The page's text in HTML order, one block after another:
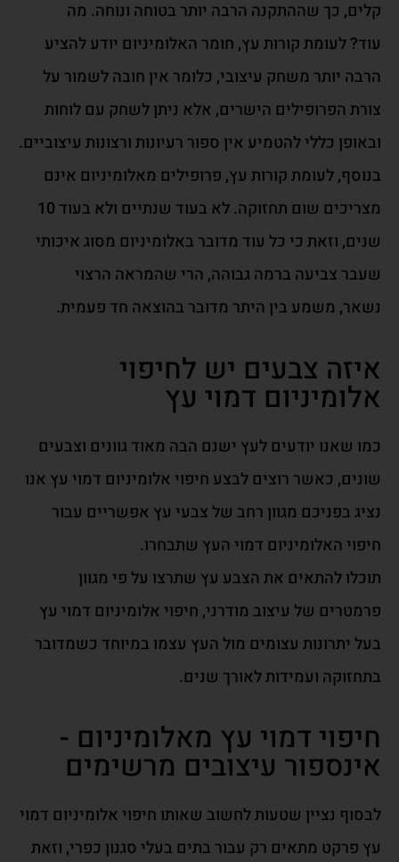
קלים, כך שההתקנה הרבה יותר בטוחה ונוחה. מה
עוד? לעומת קורות עץ, חומר האלומיניום יודע להציע
הרבה יותר משחק עיצובי, כלומר אין חובה לשמור על
צורת הפרופילים הישרים, אלא ניתן לשחק עם לוחות
ובאופן כללי להטמיע אין ספור רעיונות ורצונות עיצוביים.
בנוסף, לעומת קורות עץ, פרופילים מאלומיניום אינם
מצריכים שום תחזוקה. לא בעוד שנתיים
ולא בעוד 10
שנים, וזאת כי כל עוד מדובר באלומיניום מסוג איכותי
שעבר צביעה ברמה גבוהה, הרי שהמראה הרצוי
נשאר, משמע בין היתר מדובר בהוצאה חד פעמית.
איזה צבעים יש לחיפוי
אלומיניום דמוי עץ
כמו שאנו יודעים לעץ ישנם הבה מאוד גוונים וצבעים
שונים, כאשר רוצים לבצע חיפוי אלומיניום דמוי עץ אנו
נציג בפניכם מגוון רחב של צבעי עץ אפשריים עבור
חיפוי האלומיניום דמוי העץ שתבחרו.
תוכלו להתאים את הצבע עץ שתרצו על פי מגוון
פרמטרים של עיצוב מודרני, חיפוי אלומיניום דמוי עץ
בעל יתרונות עצומים מול העץ עצמו במיוחד כשמדובר
בתחזוקה ועמידות לאורך שנים.
חיפוי דמוי עץ מאלומיניום -
אינספור עיצובים מרשימים
לבסוף נציין שטעות לחשוב שאותו חיפוי אלומיניום דמוי
עץ פרקט מתאים רק עבור בתים בעלי סגנון כפרי, וזאת